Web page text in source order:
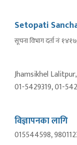
Setopati
सूचना विभाग दर्ता नंः
Jhamsikhel
01-5429319, 01-
विज्ञापनका लागि
015544598,